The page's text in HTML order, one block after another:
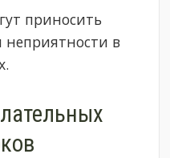
приносить
в